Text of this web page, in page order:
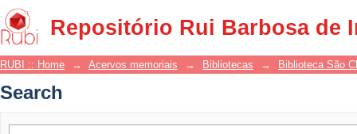
Repositório Rui Barbosa de
Search
RUBI :: Home → Acervos memoriais → Bibliotecas → Biblioteca São
Search